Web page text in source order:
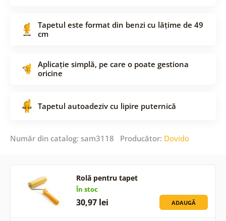
Tapetul este format din benzi cu lățime de 49
cm
Aplicație simplă, pe care o poate gestiona
oricine
Tapetul autoadeziv cu lipire puternică
Număr din catalog: sam3118 Producător: Dovido
Rolă pentru tapet
În stoc
30,97 lei ADAUGĂ